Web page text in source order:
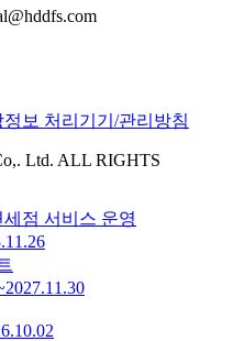
정보 처리기기/관리방침
Ltd. ALL RIGHTS
점 서비스 운영